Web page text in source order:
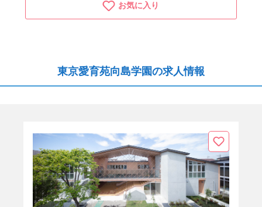
お気に入り
東京愛育苑向島学園の求人情報